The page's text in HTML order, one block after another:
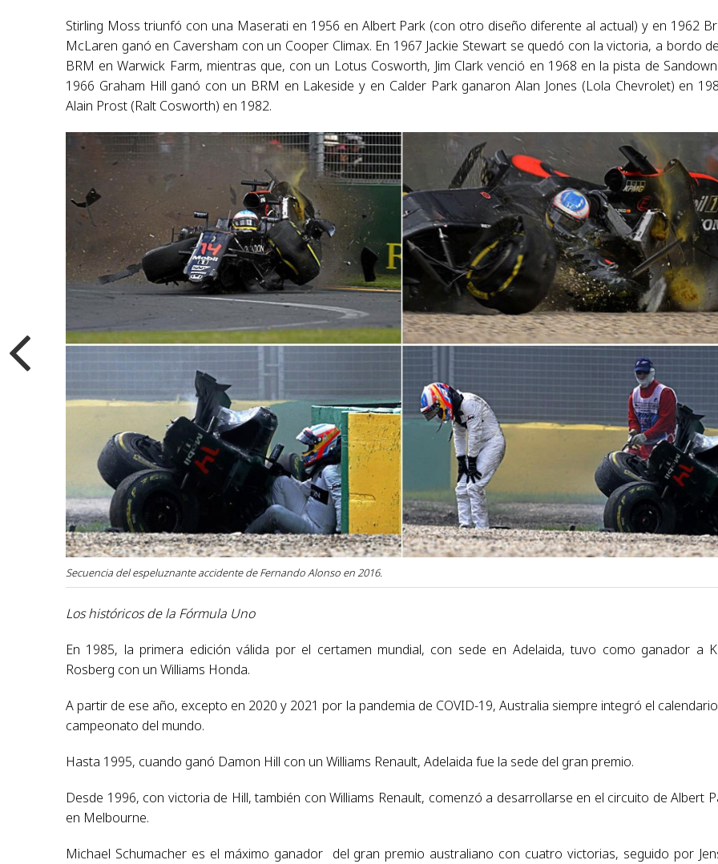
Stirling Moss triunfó con una Maserati en 1956 en Albert Park (con otro diseño diferente al actual) y en 1962
McLaren ganó en Caversham con un Cooper Climax. En 1967 Jackie Stewart se quedó con la victoria, a bordo
BRM en Warwick Farm, mientras que, con un Lotus Cosworth, Jim Clark venció en 1968 en la pista de
1966 Graham Hill ganó con un BRM en Lakeside y en Calder Park ganaron Alan Jones (Lola Chevrolet) en
Alain Prost (Ralt Cosworth) en 1982.
Secuencia del espeluznante accidente de Fernando Alonso en 2016.
Los históricos de la Fórmula Uno
En 1985, la primera edición válida por el certamen mundial, con sede en Adelaida, tuvo como ganador a
Rosberg con un Williams Honda.
A partir de ese año, excepto en 2020 y 2021 por la pandemia de COVID-19, Australia siempre integró el
campeonato del mundo.
Hasta 1995, cuando ganó Damon Hill con un Williams Renault, Adelaida fue la sede del gran premio.
Desde 1996, con victoria de Hill, también con Williams Renault, comenzó a desarrollarse en el circuito de Albert
en Melbourne.
Michael Schumacher es el máximo ganador del gran premio australiano con cuatro victorias, seguido por